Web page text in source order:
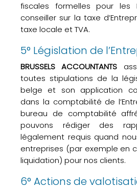
fiscales formelles pour les
conseiller sur la taxe
taxe locale et TVA.
5° Législation de
BRUSSELS ACCOUNTANTS
toutes stipulations de la
belge et son application
dans la comptabilité de
bureau de comptabilité
pouvons rédiger des
légalement requis quand
entreprises (par exemple en
liquidation) pour nos clients.
6° Actions de